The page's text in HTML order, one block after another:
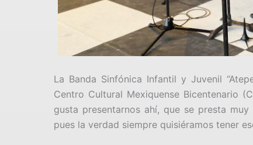
La Banda Sinfónica Infantil y Juvenil
Centro Cultural Mexiquense Bicentenario
gusta presentarnos ahí, que se presta
pues la verdad siempre quisiéramos tener